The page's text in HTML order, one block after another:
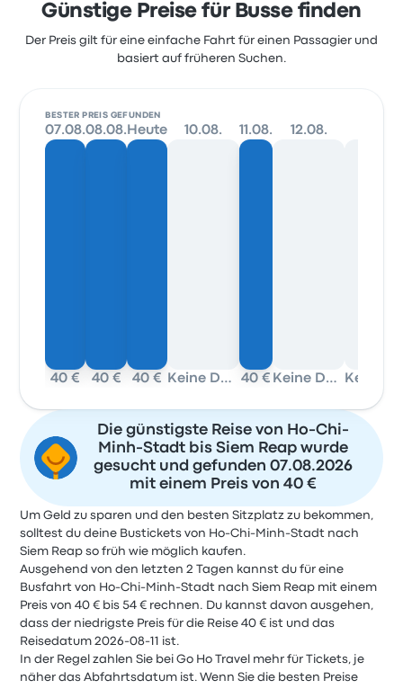
Günstige Preise für Busse finden
Der Preis gilt für eine einfache Fahrt für einen Passagier und
basiert auf früheren Suchen.
BESTER PREIS GEFUNDEN
07.08.
40 €
08.08.
40 €
Heute
40 €
10.08.
Keine Daten
11.08.
40 €
12.08.
Keine Daten
Die günstigste Reise von Ho-Chi-
Minh-Stadt bis Siem Reap wurde
gesucht und gefunden 07.08.2026
mit einem Preis von 40 €
Um Geld zu sparen und den besten Sitzplatz zu bekommen,
solltest du deine Bustickets von Ho-Chi-Minh-Stadt nach
Siem Reap so früh wie möglich kaufen.
Ausgehend von den letzten 2 Tagen kannst du für eine
Busfahrt von Ho-Chi-Minh-Stadt nach Siem Reap mit einem
Preis von 40 € bis 54 € rechnen. Du kannst davon ausgehen,
dass der niedrigste Preis für die Reise 40 € ist und das
Reisedatum 2026-08-11 ist.
In der Regel zahlen Sie bei Go Ho Travel mehr für Tickets, je
näher das Abfahrtsdatum ist. Wenn Sie die besten Preise